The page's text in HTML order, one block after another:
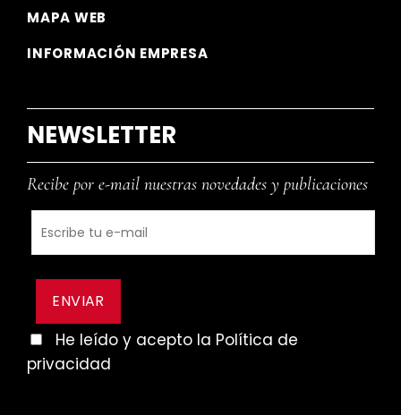
MAPA WEB
INFORMACIÓN EMPRESA
NEWSLETTER
Recibe por e-mail nuestras novedades y publicaciones
He leído y acepto la Política de
privacidad